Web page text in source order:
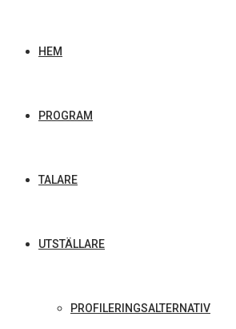
HEM
PROGRAM
TALARE
UTSTÄLLARE
PROFILERINGSALTERNATIV